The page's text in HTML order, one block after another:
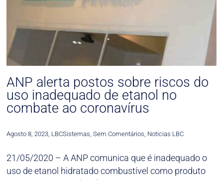
ANP alerta postos sobre riscos do
uso inadequado de etanol no
combate ao coronavírus
Agosto 8, 2023, LBCSistemas, Sem Comentários, Noticias LBC
21/05/2020 – A ANP comunica que é inadequado o
uso de etanol hidratado combustível como produto